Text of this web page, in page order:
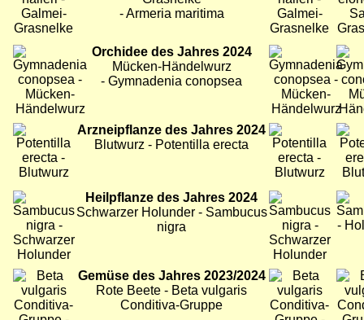
- Armeria maritima
Bild
Orchidee des Jahres 2024
Mücken-Händelwurz
- Gymnadenia conopsea
Bild Bild
Bild
Arzneipflanze des Jahres 2024
Blutwurz - Potentilla erecta
Bild Bild
Bild
Heilpflanze des Jahres 2024
Schwarzer Holunder - Sambucus
nigra
Bild Bild
Bild
Gemüse des Jahres 2023/2024
Rote Beete - Beta vulgaris
Conditiva-Gruppe
Bild Bild